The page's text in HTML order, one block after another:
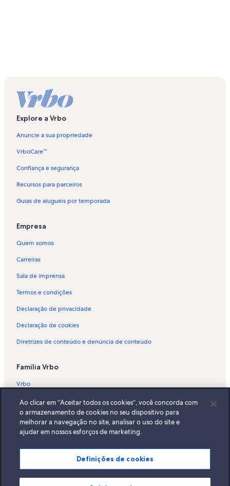
Explore a Vrbo
Anuncie a sua propriedade
VrboCare™
Confiança e segurança
Recursos para parceiros
Guias de aluguéis por temporada
Empresa
Quem somos
Carreiras
Sala de imprensa
Termos e condições
Declaração de privacidade
Declaração de cookies
Diretrizes de conteúdo e denúncia de conteúdo
Família Vrbo
Vrbo
Abritel.fr
FeWo-direkt.de
Bookabach.co.nz
Stayz.com.au
© 2026 Vrbo, uma empresa do Expedia Group. Todos os direitos
reservados. Vrbo e o logotipo da Vrbo são marcas comerciais ou marcas
Ao clicar em “Aceitar todos os cookies”, você concorda com
o armazenamento de cookies no seu dispositivo para
melhorar a navegação no site, analisar o uso do site e
ajudar em nossos esforços de marketing.
Definições de cookies